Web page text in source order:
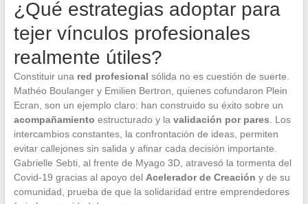
¿Qué estrategias adoptar para
tejer vínculos profesionales
realmente útiles?
Constituir una red profesional sólida no es cuestión de suerte.
Mathéo Boulanger y Emilien Bertron, quienes cofundaron Plein
Ecran, son un ejemplo claro: han construido su éxito sobre un
acompañamiento estructurado y la validación por pares . Los
intercambios constantes, la confrontación de ideas, permiten
evitar callejones sin salida y afinar cada decisión importante.
Gabrielle Sebti, al frente de Myago 3D, atravesó la tormenta del
Covid-19 gracias al apoyo del Acelerador de Creación y de su
comunidad, prueba de que la solidaridad entre emprendedores